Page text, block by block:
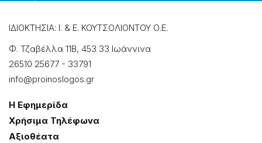
ΙΔΙΟΚΤΗΣΙΑ: Ι. & Ε. ΚΟΥΤΣΟΛΙΟΝΤΟΥ Ο.Ε.
Φ. Τζαβέλλα 11Β, 453 33 Ιωάννɩνα
26510 25677 - 33791
info@proinoslogos.gr
Η Εφημερίδα
Χρήσɩμα Τηλέφωνα
Αξɩοθέατα